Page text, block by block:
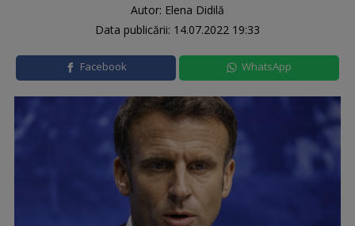
Autor: Elena Didilă
Data publicării: 14.07.2022 19:33
Facebook WhatsApp